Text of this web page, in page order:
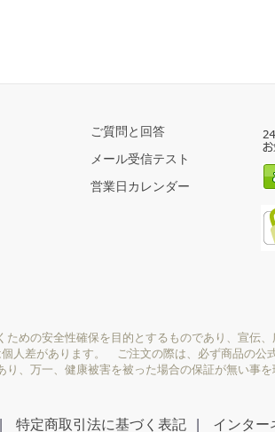
ご質問と回答
メール受信テスト
営業日カレンダー
めの安全性確保を目的とするものであり、宣
人差があります。 ご注文の際は、必ず商品の公
、万一、健康被害を被った場合の保証が無い事
特定商取引法に基づく表記 インター